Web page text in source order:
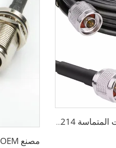
كابل CCTV عالي الأداء 50 أوم الكابلات المتماسة RG213 RG214 منخفضة الخسارة لنظام الهوائي